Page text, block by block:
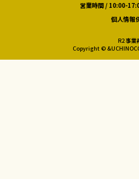
営業時間 / 10:00-
個人情報
R2 事業
Copyright ©